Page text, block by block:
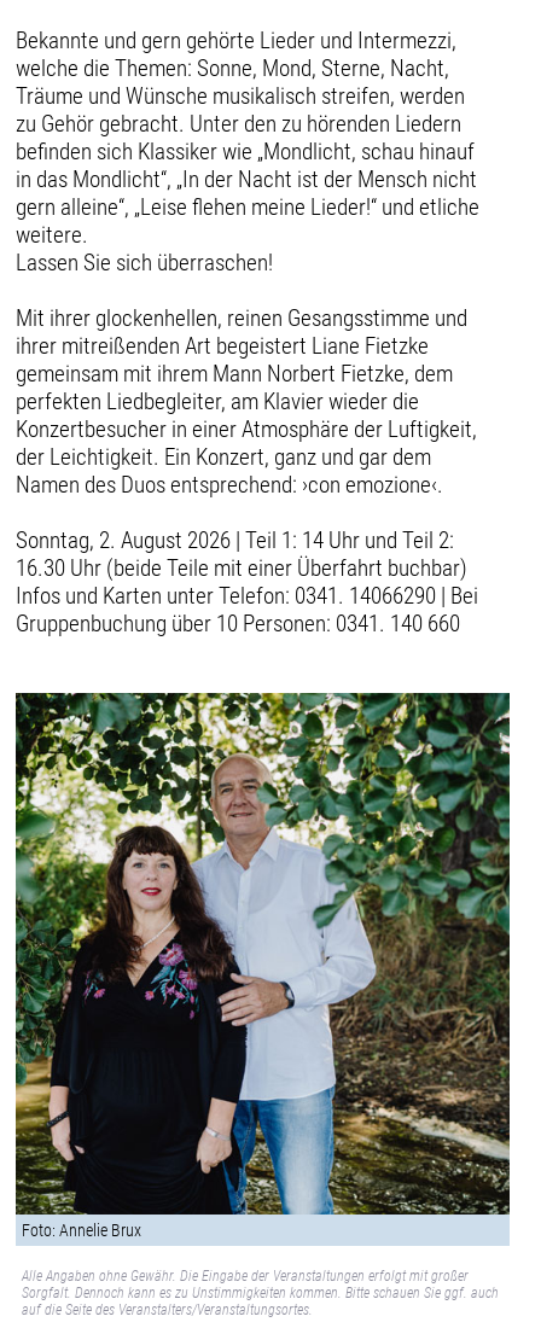
Bekannte und gern gehörte Lieder und Intermezzi,
welche die Themen: Sonne, Mond, Sterne, Nacht,
Träume und Wünsche musikalisch streifen, werden
zu Gehör gebracht. Unter den zu hörenden Liedern
befinden sich Klassiker wie „Mondlicht, schau hinauf
in das Mondlicht“, „In der Nacht ist der Mensch nicht
gern alleine“, „Leise flehen meine Lieder!“ und etliche
weitere.
Lassen Sie sich überraschen!
Mit ihrer glockenhellen, reinen Gesangsstimme und
ihrer mitreißenden Art begeistert Liane Fietzke
gemeinsam mit ihrem Mann Norbert Fietzke, dem
perfekten Liedbegleiter, am Klavier wieder die
Konzertbesucher in einer Atmosphäre der Luftigkeit,
der Leichtigkeit. Ein Konzert, ganz und gar dem
Namen des Duos entsprechend: ›con emozione‹.
Sonntag, 2. August 2026 | Teil 1: 14 Uhr und Teil 2:
16.30 Uhr (beide Teile mit einer Überfahrt buchbar)
Infos und Karten unter Telefon: 0341. 14066290 | Bei
Gruppenbuchung über 10 Personen: 0341. 140 660
Foto: Annelie Brux
Alle Angaben ohne Gewähr. Die Eingabe der Veranstaltungen erfolgt mit großer
Sorgfalt. Dennoch kann es zu Unstimmigkeiten kommen. Bitte schauen Sie ggf. auch
auf die Seite des Veranstalters/Veranstaltungsortes.